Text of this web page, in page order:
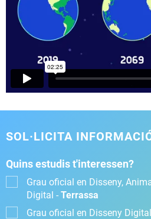
SOL·LICITA
Quins estudis t'interessen?
Grau oficial en Disseny,
Digital - Terrassa
Grau oficial en Disseny